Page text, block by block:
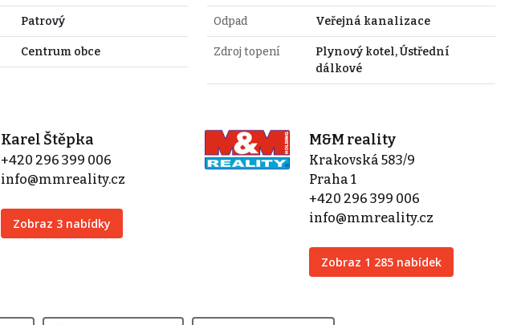
Patrový
Centrum obce
Odpad Veřejná kanalizace
Zdroj topení
Plynový kotel, Ústřední
dálkové
Karel Štěpka
+420 296 399 006
info@mmreality.cz
Zobraz 3 nabídky
M&M reality
Krakovská 583/9
Praha 1
+420 296 399 006
info@mmreality.cz
Zobraz 1 285 nabídek